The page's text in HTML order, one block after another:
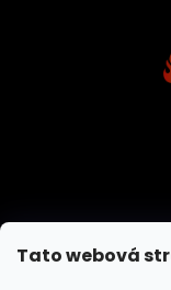
Tato webová